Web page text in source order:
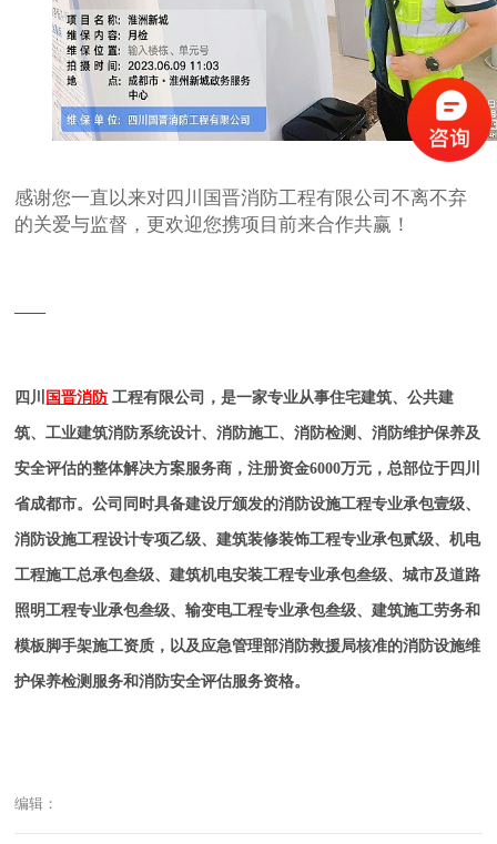
感谢您一直以来对四川国晋消防工程有限公司不离不弃
的关爱与监督，更欢迎您携项目前来合作共赢！
——
四川 国晋消防 工程有限公司，是一家专业从事住宅建筑、公共建
筑、工业建筑消防系统设计、消防施工、消防检测、消防维护保养及
安全评估的整体解决方案服务商，注册资金6000万元，总部位于四川
省成都市。公司同时具备建设厅颁发的消防设施工程专业承包壹级、
消防设施工程设计专项乙级、建筑装修装饰工程专业承包贰级、机电
工程施工总承包叁级、建筑机电安装工程专业承包叁级、城市及道路
照明工程专业承包叁级、输变电工程专业承包叁级、建筑施工劳务和
模板脚手架施工资质，以及应急管理部消防救援局核准的消防设施维
护保养检测服务和消防安全评估服务资格。
编辑：